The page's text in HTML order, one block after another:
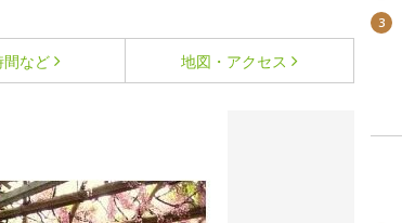
間など 地図・アクセス
3